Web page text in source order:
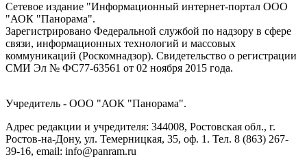
Сетевое издание "Информационный интернет-портал ООО
"АОК "Панорама".
Зарегистрировано Федеральной службой по надзору в сфере
связи, информационных технологий и массовых
коммуникаций (Роскомнадзор). Cвидетельство о регистрации
СМИ Эл № ФС77-63561 от 02 ноября 2015 года.
Учредитель - ООО "АОК "Панорама".
Адрес редакции и учредителя: 344008, Ростовская обл., г.
Ростов-на-Дону, ул. Темерницкая, 35, оф. 1. Тел. 8 (863) 267-
39-16, email: info@panram.ru